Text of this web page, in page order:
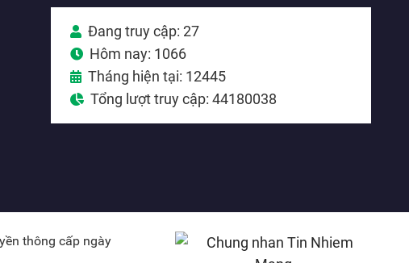
Đang truy cập: 27
Hôm nay: 1066
Tháng hiện tại: 12445
Tổng lượt truy cập: 44180038
thông cấp ngày